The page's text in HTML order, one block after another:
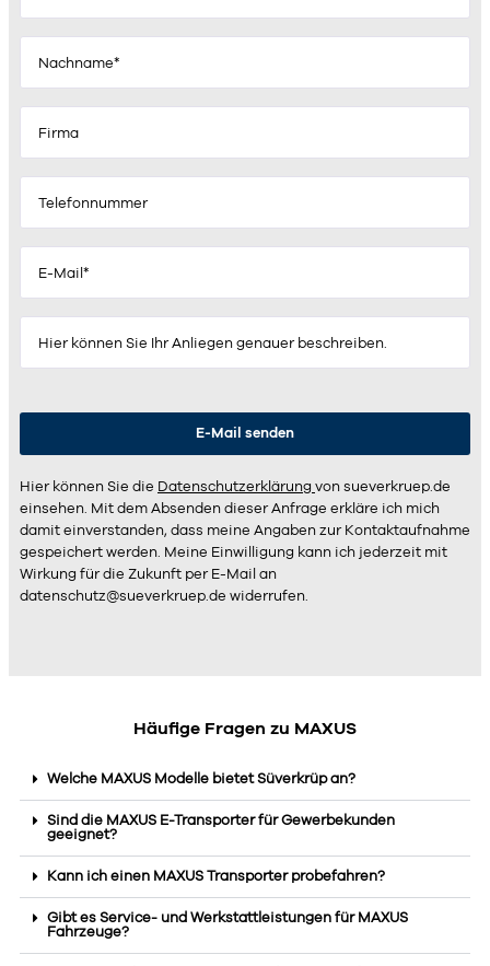
Hier können Sie die Datenschutzerklärung von sueverkruep.de
einsehen. Mit dem Absenden dieser Anfrage erkläre ich mich
damit einverstanden, dass meine Angaben zur Kontaktaufnahme
gespeichert werden. Meine Einwilligung kann ich jederzeit mit
Wirkung für die Zukunft per E-Mail an
datenschutz@sueverkruep.de widerrufen.
Häufige Fragen zu MAXUS
Welche MAXUS Modelle bietet Süverkrüp an?
Sind die MAXUS E-Transporter für Gewerbekunden
geeignet?
Kann ich einen MAXUS Transporter probefahren?
Gibt es Service- und Werkstattleistungen für MAXUS
Fahrzeuge?